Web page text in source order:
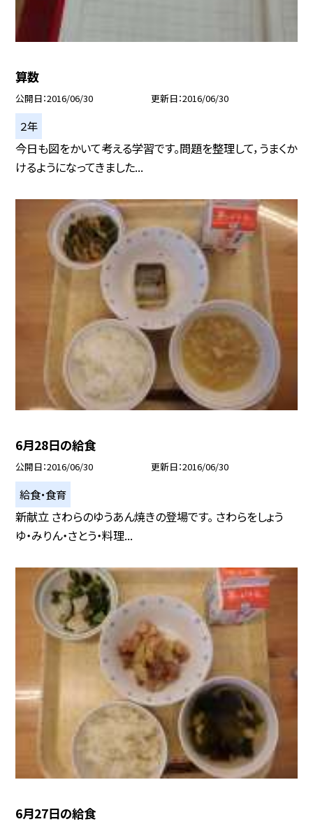
算数
公開日 2016/06/30 更新日 2016/06/30
２年
今日も図をかいて考える学習です。問題を整理して，うまくか
けるようになってきました...
6月28日の給食
公開日 2016/06/30 更新日 2016/06/30
給食・食育
新献立 さわらのゆうあん焼きの登場です。 さわらをしょう
ゆ・みりん・さとう・料理...
6月27日の給食